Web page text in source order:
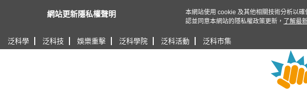
泛科學 泛科技 娛樂重擊 泛科學院 泛科活動 泛科市集
網站更新隱私權聲明
本網站使用 cookie 及其他相關技術分析以
認並同意本網站的隱私權政策更新，
了解最